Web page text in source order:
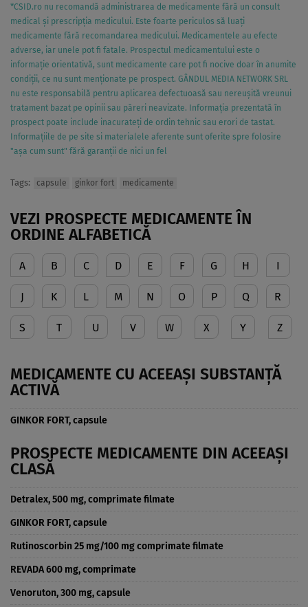
*CSID.ro nu recomandă administrarea de medicamente fără un consult
medical și prescripția medicului. Este foarte periculos să luați
medicamente fără recomandarea medicului. Medicamentele au efecte
adverse, iar unele pot fi fatale. Prospectul medicamentului este o
informație orientativă, sunt medicamente care pot fi nocive doar în anumite
condiții, ce nu sunt menționate pe prospect. GÂNDUL MEDIA NETWORK SRL
nu este responsabilă pentru aplicarea defectuoasă sau nereușită vreunui
tratament bazat pe opinii sau păreri neavizate. Informația prezentată în
prospect poate include inacurateți de ordin tehnic sau erori de tastat.
Informațiile de pe site si materialele aferente sunt oferite spre folosire
"așa cum sunt" fără garanții de nici un fel
Tags: capsule ginkor fort medicamente
VEZI PROSPECTE MEDICAMENTE ÎN
ORDINE ALFABETICĂ
A B C D E F G H I
J K L M N O P Q R
S T U V W X Y Z
MEDICAMENTE CU ACEEAȘI SUBSTANȚĂ
ACTIVĂ
GINKOR FORT, capsule
PROSPECTE MEDICAMENTE DIN ACEEAȘI
CLASĂ
Detralex, 500 mg, comprimate filmate
GINKOR FORT, capsule
Rutinoscorbin 25 mg/100 mg comprimate filmate
REVADA 600 mg, comprimate
Venoruton, 300 mg, capsule